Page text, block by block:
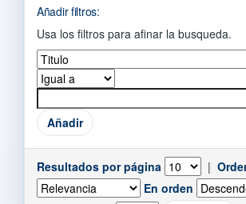
Añadir filtros:
Usa los filtros para afinar la busqueda.
Resultados por página |
En orden